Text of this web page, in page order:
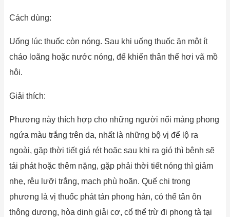
Cách dùng:
Uống lúc thuốc còn nóng. Sau khi uống thuốc ăn một ít
cháo loãng hoặc nước nóng, để khiến thân thể hơi vã mồ
hôi.
Giải thích:
Phương này thích hợp cho những người nổi mảng phong
ngứa màu trắng trên da, nhất là những bộ vị để lộ ra
ngoài, gặp thời tiết giá rét hoặc sau khi ra gió thì bệnh sẽ
tái phát hoặc thêm nặng, gặp phải thời tiết nóng thì giảm
nhẹ, rêu lưỡi trắng, mạch phù hoãn. Quế chi trong
phương là vị thuốc phát tán phong hàn, có thể tân ôn
thông dương, hòa dinh giải cơ, cổ thể trừ đi phong tà tại